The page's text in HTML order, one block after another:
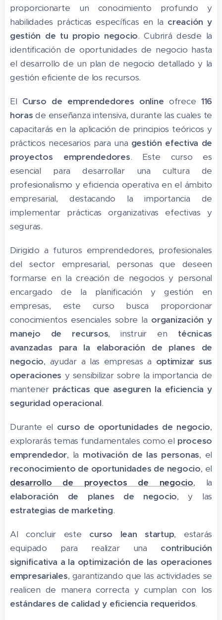
proporcionarte un conocimiento profundo y
habilidades prácticas específicas en la creación y
gestión de tu propio negocio. Cubrirá desde la
identificación de oportunidades de negocio hasta
el desarrollo de un plan de negocio detallado y la
gestión eficiente de los recursos.
El Curso de emprendedores online ofrece 116
horasde enseñanza intensiva, durante las cuales te
capacitarás en la aplicación de principios teóricos y
prácticos necesarios para una gestión efectiva de
proyectos emprendedores. Este curso es
esencial para desarrollar una cultura de
profesionalismo y eficiencia operativa en el ámbito
empresarial, destacando la importancia de
implementar prácticas organizativas efectivas y
seguras.
Dirigido a futuros emprendedores, profesionales
del sector empresarial, personas que deseen
formarse en la creación de negocios y personal
encargado de la planificación y gestión en
empresas, este curso busca proporcionar
conocimientos esenciales sobre la organización y
manejo de recursos, instruir en técnicas
avanzadas para la elaboración de planes de
negocio, ayudar a las empresas a optimizar sus
operaciones y sensibilizar sobre la importancia de
mantener prácticas que aseguren la eficiencia y
seguridad operacional.
Durante el curso de oportunidades de negocio,
explorarás temas fundamentales como el proceso
emprendedor, la motivación de las personas, el
reconocimiento de oportunidades de negocio, el
desarrollo de proyectos de negocio, la
elaboración de planes de negocio, y las
estrategias de marketing.
Al concluir este curso lean startup, estarás
equipado para realizar una contribución
significativa a la optimización de las operaciones
empresariales, garantizando que las actividades se
realicen de manera correcta y cumplan con los
estándares de calidad y eficiencia requeridos.